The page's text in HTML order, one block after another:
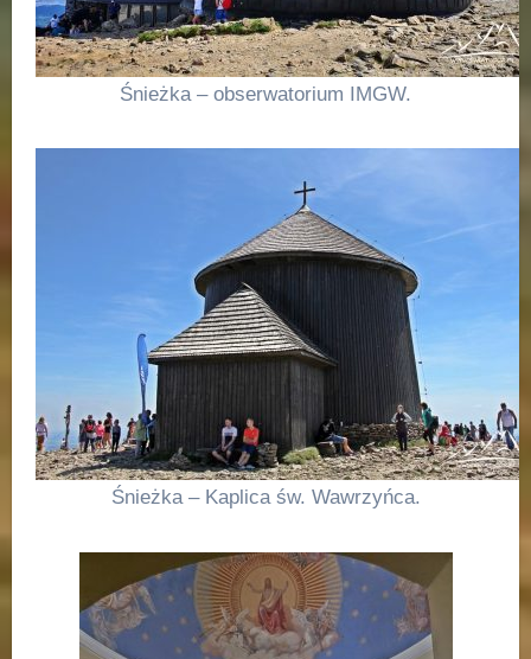
Śnieżka – obserwatorium IMGW.
Śnieżka – Kaplica św. Wawrzyńca.